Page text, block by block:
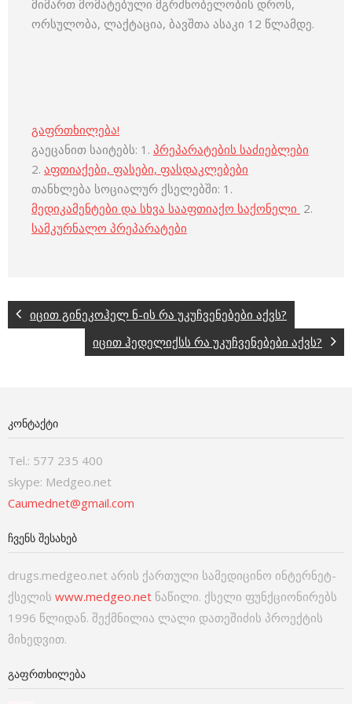
მიმართ მომატებული მგრძნობელობის დროს,
ორსულობა, ლაქტაცია, ბავშთა ასაკი 12 წლამდე.
გაფრთხილება!
გაეცანით საიტებს: 1. პრეპარატების საძიებლები
2. აფთიაქები, ფასები, ფასდაკლებები
თანხლება სოციალურ ქსელებში: 1.
მედიკამენტები და სხვა სააფთიაქო საქონელი 2.
სამკურნალო პრეპარატები
იცით გინეკოჰელ ნ-ის რა უკუჩვენებები აქვს?
იცით ჰედელიქსს რა უკუჩვენებები აქვს?
ᲙᲝᲜᲢᲐᲥᲢᲘ
Tel.: 577 235 400
skype: Medgeo.net
Caumednet@gmail.com
ᲩᲕᲔᲜᲡ ᲨᲔᲡᲐᲮᲔᲑ
drugs.medgeo.net არის ქართული სამედიცინო ინტერნეტ-
ქსელის www.medgeo.net ნაწილი. ქსელი ფუნქციონირებს
1996 წლიდან. შექმნილია ლალი დათეშიძის პროექტის
მიხედვით.
ᲒᲐᲤᲠᲗᲮᲘᲚᲔᲑᲐ